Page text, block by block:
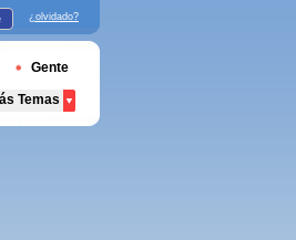
¿olvidado?
Gente
Temas